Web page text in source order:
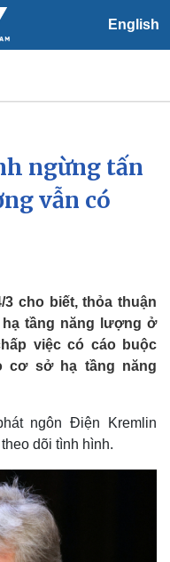
English
hội
24h
báo thời tiết
ngừng tấn
vẫn có
3 cho biết, thỏa thuận
tầng năng lượng ở
việc có cáo buộc
cơ sở hạ tầng năng
ngôn Điện Kremlin
dõi tình hình.